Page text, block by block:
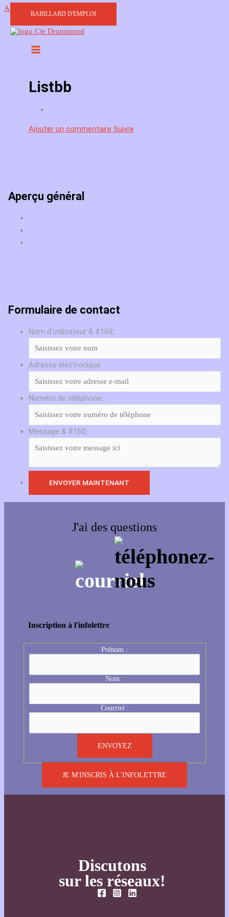
Aller au contenu
BABILLARD D'EMPLOI
Listbb
Ajouter un commentaire Suivre
Aperçu général
Formulaire de contact
Nom d'utilisateur & #160;:
Adresse électronique:
Numéro de téléphone :
Message & #160;:
J'ai des questions
Inscription à l'infolettre
Prénom :
Nom :
Courriel :
JE M'INSCRIS À L'INFOLETTRE
Discutons
sur les réseaux!